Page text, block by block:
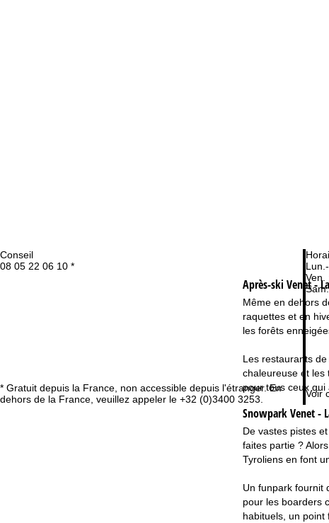
Conseil
08 05 22 06 10 *
* Gratuit depuis la France, non accessible depuis l'étranger. En
dehors de la France, veuillez appeler le +32 (0)3400 3253.
Ven.
Voir
Après-ski Venet -
Même en dehors
raquettes et en
les forêts
Les restaurants
chaleureuse et les
pour tous ceux qui
Snowpark Venet -
De vastes pistes
faites partie ?
Tyroliens en font
Un funpark fournit
pour les boarders
habituels, un